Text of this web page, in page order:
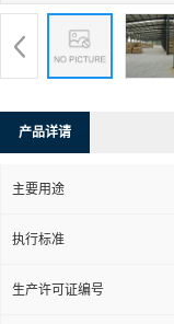
产品详请
主要用途
执行标准
生产许可证编号